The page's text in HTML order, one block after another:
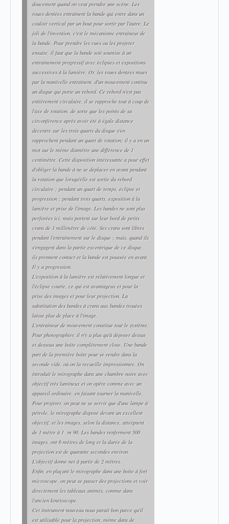
doucement quand on veut prendre une scène. Les
roues dentées entraînent la bande qui entre dans un
couloir vertical par un bout pour sortir par l'autre. Le
joli de l'invention, c'est le mécanisme entraîneur de
la bande. Pour prendre les vues ou les projeter
ensuite, il faut que la bande soit soumise à un
entraînement progressif avec éclipses et expositions
successives à la lumière. Or, les roues dentées mues
par la manivelle entraînent, d'un mouvement continu
un disque qui porte un rebord. Ce rebord n'est pas
entièrement circulaire, il se rapproche tout à coup de
l'axe de rotation, de sorte que les points de sa
circonférence après avoir été à égale distance
décentre sur les trois quarts du disque s'en
rapprochent pendant un quart de rotation; il y a en un
mot sur le même diamètre une différence de 1
centimètre. Cette disposition intéressante a pour effet
d'obliger la bande à ne se déplacer en avant pendant
la rotation que lorsqu'elle est sortie du rebord
circulaire ; pendant un quart de temps, éclipse et
progression ; pendant trois quarts, exposition à la
lumière et prise de l'image. Les bandes ne sont plus
perforées ici, mais portent sur leur bord de petits
crans de 1 millimètre de côté. Ses crans sont libres
pendant l'entraînement sur le disque ; mais, quand ils
s'engagent dans la partie excentrique de ce disque,
ils prennent contact et la bande est poussée en avant.
Il y a progression.
L'exposition à la lumière est relativement longue et
l'éclipse courte, ce qui est avantageux et pour la
prise des images et pour leur projection. La
substitution des bandes à crans aux bandes trouées
laisse plus de place à l'image.
L'entraîneur de mouvement constitue tout le système.
Pour photographier, il n'y a plus qu'à déposer dessus
et dessous une boîte complètement close. Une bande
part de la première boîte pour se rendre dans la
seconde vide, où on la recueille impressionnée. On
introduit le mirographe dans une chambre noire avec
objectif très lumineux et on opère comme avec un
appareil ordinaire, en faisant tourner la manivelle.
Pour projeter, on peut ne se servir que d'une lampe à
pétrole, le mirographe disposé devant un excellent
objectif, et les images, selon la distance, atteignent
de 1 mètre à 1 m 90. Les bandes renferment 500
images, ont 6 mètres de long et la durée de la
projection est de quarante secondes environ.
L'objectif donne net à partir de 2 mètres.
Enfin, en plaçant le mirographe dans une boîte à fort
microscope, on peut se passer des projections et voir
directement les tableaux animés, comme dans
l'ancien kinétoscope.
Cet instrument nouveau nous paraît bon parce qu'il
est utilisable pour la projection, même dans de